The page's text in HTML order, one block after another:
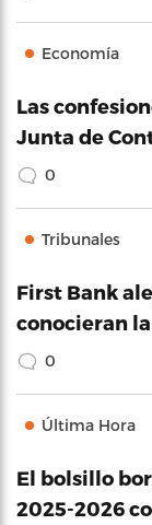
Economía
Las
Junta de
0
Tribunales
First Bank
conocieran
0
Última Hora
El bolsillo
2025-2026